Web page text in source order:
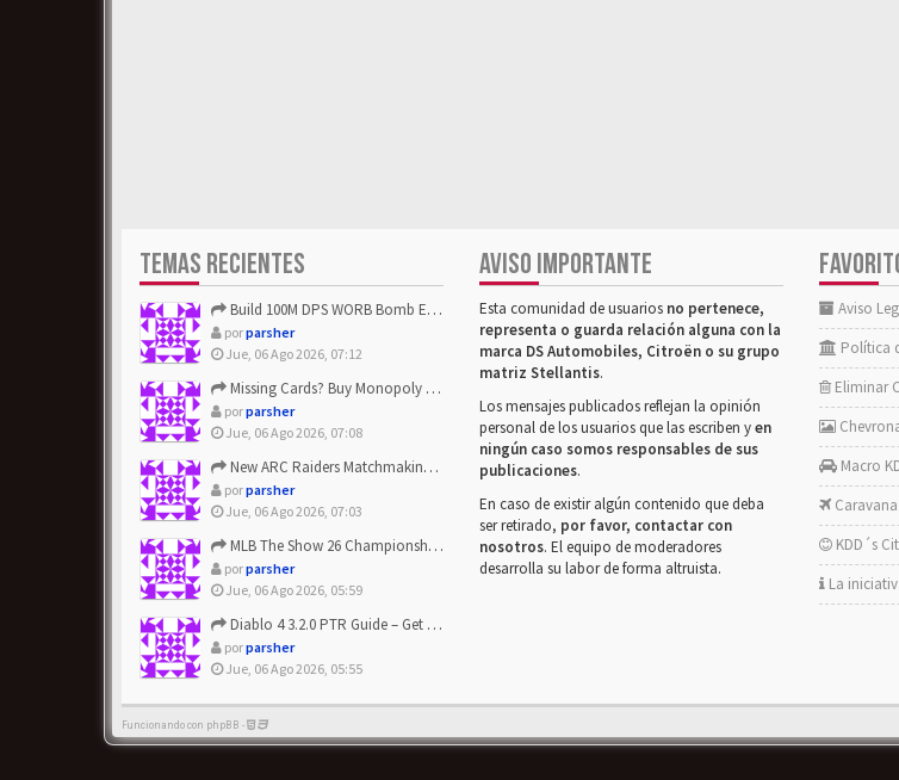
TEMAS RECIENTES
Build 100M DPS WORB Bomb Elementalist Fast - Grab POE Curren...
porparsher
Jue, 06 Ago 2026, 07:12
Missing Cards? Buy Monopoly Go Happy Harvest with Looney Tun...
porparsher
Jue, 06 Ago 2026, 07:08
New ARC Raiders Matchmaking Update: Stop Failed - Grab Bluep...
porparsher
Jue, 06 Ago 2026, 07:03
MLB The Show 26 Championship Series Update! Get Cheap & ...
porparsher
Jue, 06 Ago 2026, 05:59
Diablo 4 3.2.0 PTR Guide – Get 8% Off Items Quickly to Test ...
porparsher
Jue, 06 Ago 2026, 05:55
AVISO IMPORTANTE
Esta comunidad de usuarios no pertenece,
representa o guarda relación alguna con la
marca DS Automobiles, Citroën o su grupo
matriz Stellantis.
Los mensajes publicados reflejan la opinión
personal de los usuarios que las escriben yen
ningún caso somos responsables de sus
publicaciones.
En caso de existir algún contenido que deba
ser retirado, por favor, contactar con
nosotros. El equipo de moderadores
desarrolla su labor de forma altruista.
Aviso
Política
Eliminar
Macro
KDD´s
La
Funcionando con phpBB -